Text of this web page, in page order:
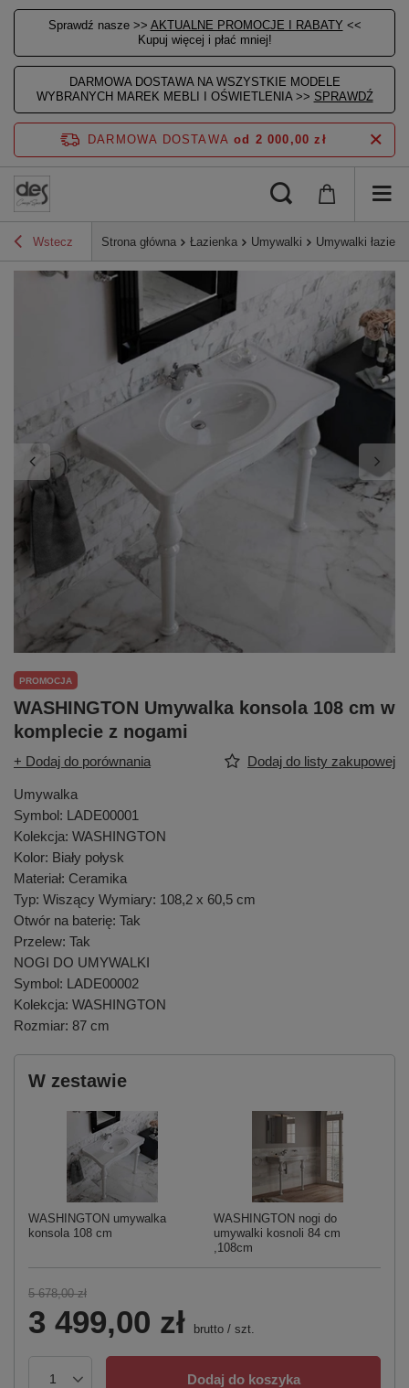
Sprawdź nasze >> AKTUALNE PROMOCJE I RABATY <<
Kupuj więcej i płać mniej!
DARMOWA DOSTAWA NA WSZYSTKIE MODELE
WYBRANYCH MAREK MEBLI I OŚWIETLENIA >> SPRAWDŹ
DARMOWA DOSTAWA od 2 000,00 zł
Wstecz Strona główna Łazienka Umywalki Umywalki
PROMOCJA
WASHINGTON Umywalka konsola 108 cm w
komplecie z nogami
+ Dodaj do porównania Dodaj do listy zakupowej
Umywalka
Symbol: LADE00001
Kolekcja: WASHINGTON
Kolor: Biały połysk
Materiał: Ceramika
Typ: Wiszący Wymiary: 108,2 x 60,5 cm
Otwór na baterię: Tak
Przelew: Tak
NOGI DO UMYWALKI
Symbol: LADE00002
Kolekcja: WASHINGTON
Rozmiar: 87 cm
W zestawie
WASHINGTON umywalka
konsola 108 cm
WASHINGTON nogi do
umywalki kosnoli 84 cm
,108cm
5 678,00 zł
3 499,00 zł brutto / szt.
Dodaj do koszyka